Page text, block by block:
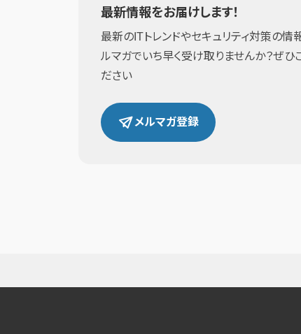
最新情報をお届けします！
最新のITトレンドやセキュリティ対策の情
ルマガでいち早く受け取りませんか？ぜひ
ださい
メルマガ登録